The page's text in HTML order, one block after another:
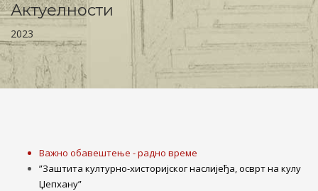
Актуелности
2023
”Заштита културно-хисторијског наслијеђа, осврт на кулу
Џепхану”